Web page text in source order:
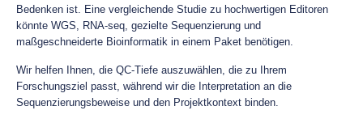
Bedenken ist. Eine vergleichende Studie zu hochwertigen Editoren
könnte WGS, RNA-seq, gezielte Sequenzierung und
maßgeschneiderte Bioinformatik in einem Paket benötigen.
Wir helfen Ihnen, die QC-Tiefe auszuwählen, die zu Ihrem
Forschungsziel passt, während wir die Interpretation an die
Sequenzierungsbeweise und den Projektkontext binden.